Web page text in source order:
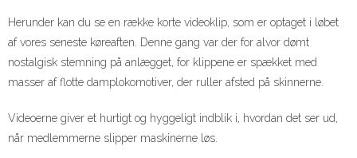
Herunder kan du se en række korte videoklip, som er optaget i løbet
af vores seneste køreaften. Denne gang var der for alvor dømt
nostalgisk stemning på anlægget, for klippene er spækket med
masser af flotte damplokomotiver, der ruller afsted på skinnerne.
Videoerne giver et hurtigt og hyggeligt indblik i, hvordan det ser ud,
når medlemmerne slipper maskinerne løs.